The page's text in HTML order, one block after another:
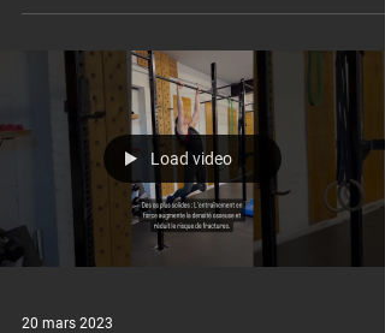
Load video
20 mars 2023